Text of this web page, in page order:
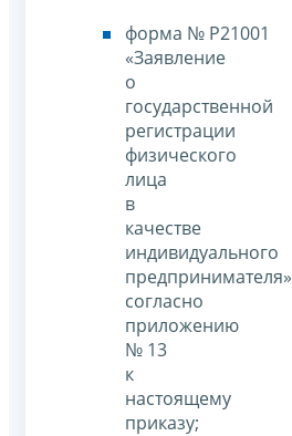
форма № Р21001
«Заявление
о
государственной
регистрации
физического
лица
в
качестве
индивидуального
предпринимателя»
согласно
приложению
№ 13
к
настоящему
приказу;